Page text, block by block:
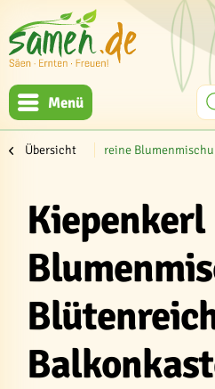
Menü
Übersicht reine
Kiepenkerl